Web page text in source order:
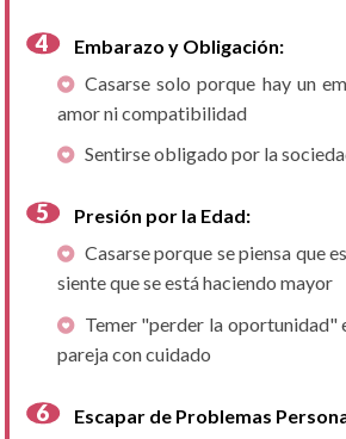
Embarazo y Obligación:
Casarse solo porque hay un
amor ni compatibilidad
Sentirse obligado por la
Presión por la Edad:
Casarse porque se piensa que
siente que se está haciendo mayor
Temer "perder la oportunidad"
pareja con cuidado
Escapar de Problemas